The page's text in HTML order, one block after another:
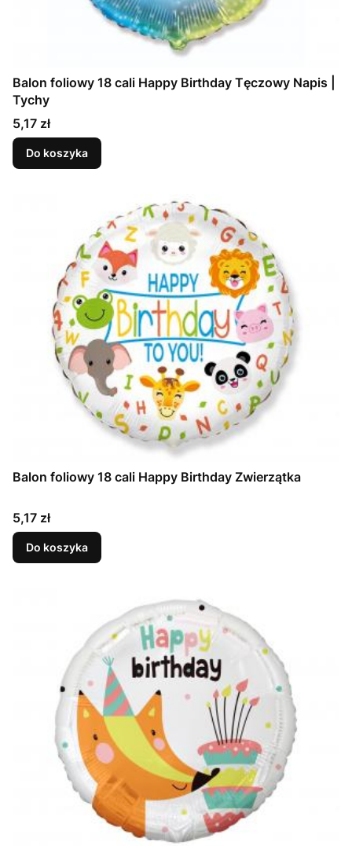
Balon foliowy 18 cali Happy Birthday Tęczowy Napis |
Tychy
Cena
5,17 zł
Do koszyka
Balon foliowy 18 cali Happy Birthday Zwierzątka
Cena
5,17 zł
Do koszyka